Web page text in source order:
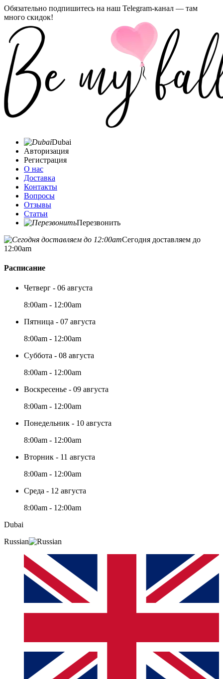
Обязательно подпишитесь на наш Telegram-канал — там
много скидок!
Dubai
Авторизация
Регистрация
О нас
Доставка
Контакты
Вопросы
Отзывы
Статьи
Перезвонить
Сегодня доставляем до
12:00am
Расписание
Четверг - 06 августа
8:00am - 12:00am
Пятница - 07 августа
8:00am - 12:00am
Суббота - 08 августа
8:00am - 12:00am
Воскресенье - 09 августа
8:00am - 12:00am
Понедельник - 10 августа
8:00am - 12:00am
Вторник - 11 августа
8:00am - 12:00am
Среда - 12 августа
8:00am - 12:00am
Dubai
Russian